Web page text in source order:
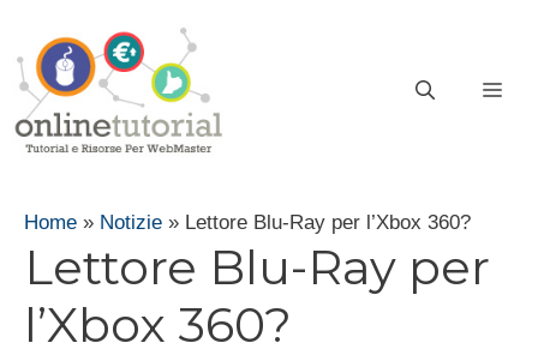
contenuto
Home » Notizie » Lettore Blu-Ray per l’Xbox 360?
Lettore Blu-Ray per
l’Xbox 360?